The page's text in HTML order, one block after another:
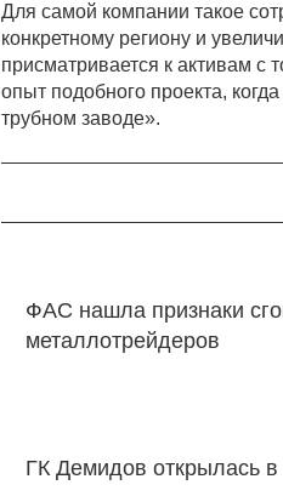
Для самой компании такое
конкретному региону и
присматривается к активам с
опыт подобного проекта,
трубном заводе».
ФАС нашла признаки
металлотрейдеров
ГК Демидов открылась